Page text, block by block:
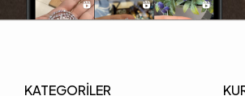
KATEGORİLER